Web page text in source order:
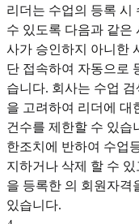
리더는 수업의 등록 시
수 있도록 다음과 같은
사가 승인하지 아니한
단 접속하여 자동으로
습니다. 회사는 수업
을 고려하여 리더에 대
건수를 제한할 수 있습
한조치에 반하여 수업
지하거나 삭제 할 수
을 등록한 의 회원자격
있습니다.